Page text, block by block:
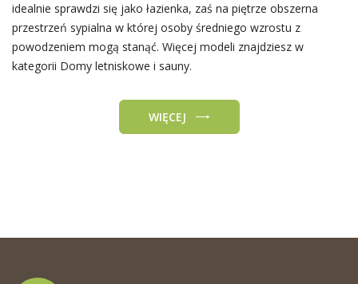
idealnie sprawdzi się jako łazienka, zaś na piętrze obszerna
przestrzeń sypialna w której osoby średniego wzrostu z
powodzeniem mogą stanąć. Więcej modeli znajdziesz w
kategorii Domy letniskowe i sauny.
WIĘCEJ